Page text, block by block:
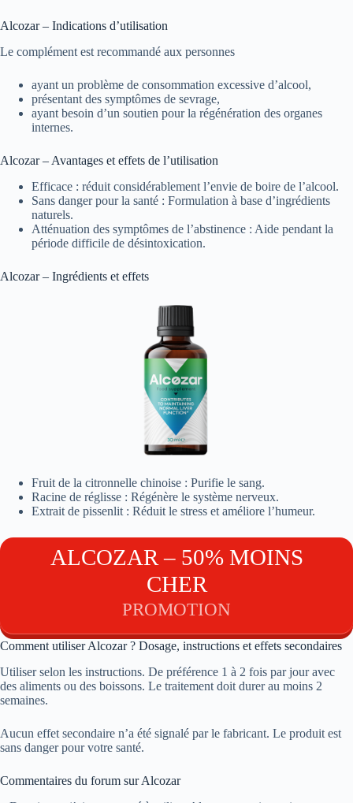
Alcozar – Indications d’utilisation
Le complément est recommandé aux personnes
ayant un problème de consommation excessive d’alcool,
présentant des symptômes de sevrage,
ayant besoin d’un soutien pour la régénération des organes
internes.
Alcozar – Avantages et effets de l’utilisation
Efficace : réduit considérablement l’envie de boire de l’alcool.
Sans danger pour la santé : Formulation à base d’ingrédients
naturels.
Atténuation des symptômes de l’abstinence : Aide pendant la
période difficile de désintoxication.
Alcozar – Ingrédients et effets
Fruit de la citronnelle chinoise : Purifie le sang.
Racine de réglisse : Régénère le système nerveux.
Extrait de pissenlit : Réduit le stress et améliore l’humeur.
ALCOZAR – 50% MOINS
CHER
PROMOTION
Comment utiliser Alcozar ? Dosage, instructions et effets secondaires
Utiliser selon les instructions. De préférence 1 à 2 fois par jour avec
des aliments ou des boissons. Le traitement doit durer au moins 2
semaines.
Aucun effet secondaire n’a été signalé par le fabricant. Le produit est
sans danger pour votre santé.
Commentaires du forum sur Alcozar